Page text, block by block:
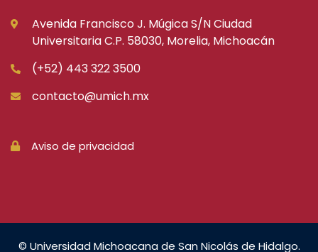
Avenida Francisco J. Múgica S/N Ciudad
Universitaria C.P. 58030, Morelia, Michoacán
(+52) 443 322 3500
contacto@umich.mx
Aviso de privacidad
© Universidad Michoacana de San Nicolás de Hidalgo.